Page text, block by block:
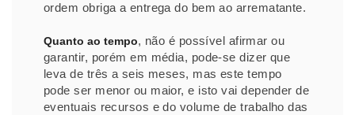
ordem obriga a entrega do bem ao arrematante.
Quanto ao tempo, não é possível afirmar ou
garantir, porém em média, pode-se dizer que
leva de três a seis meses, mas este tempo
pode ser menor ou maior, e isto vai depender de
eventuais recursos e do volume de trabalho das